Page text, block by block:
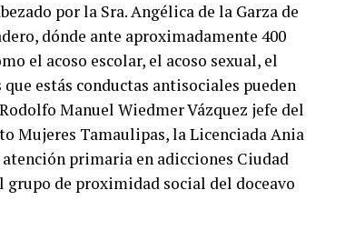
por la Sra. Angélica de la Garza de
dónde ante aproximadamente 400
el acoso escolar, el acoso sexual, el
estás conductas antisociales pueden
Manuel Wiedmer Vázquez jefe del
Mujeres Tamaulipas, la Licenciada Ania
primaria en adicciones Ciudad
de proximidad social del doceavo